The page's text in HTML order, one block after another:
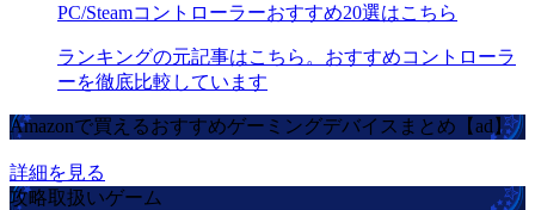
PC/Steamコントローラーおすすめ20選はこちら
ランキングの元記事はこちら。おすすめコントローラ
ーを徹底比較しています
Amazonで買えるおすすめゲーミングデバイスまとめ【ad】
詳細を見る
攻略取扱いゲーム